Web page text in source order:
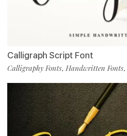
Calligraph Script Font
Calligraphy Fonts, Handwritten Fonts,